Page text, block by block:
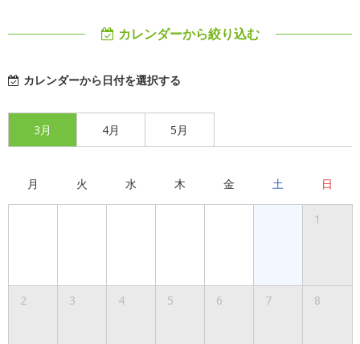
カレンダーから絞り込む
カレンダーから日付を選択する
3月 4月 5月
月 火 水 木 金 土 日
1
2 3 4 5 6 7 8